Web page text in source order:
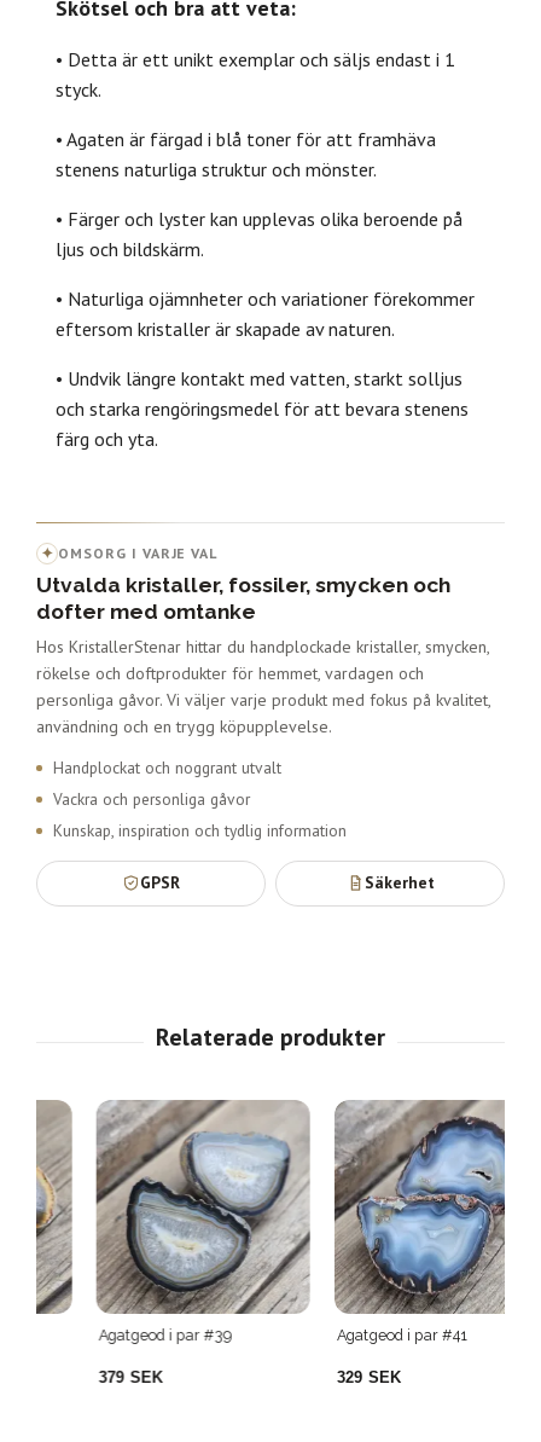
Skötsel och bra att veta:
• Detta är ett unikt exemplar och säljs endast i 1
styck.
• Agaten är färgad i blå toner för att framhäva
stenens naturliga struktur och mönster.
• Färger och lyster kan upplevas olika beroende på
ljus och bildskärm.
• Naturliga ojämnheter och variationer förekommer
eftersom kristaller är skapade av naturen.
• Undvik längre kontakt med vatten, starkt solljus
och starka rengöringsmedel för att bevara stenens
färg och yta.
✦ OMSORG I VARJE VAL
Utvalda kristaller, fossiler, smycken och
dofter med omtanke
Hos KristallerStenar hittar du handplockade kristaller, smycken,
rökelse och doftprodukter för hemmet, vardagen och
personliga gåvor. Vi väljer varje produkt med fokus på kvalitet,
användning och en trygg köpupplevelse.
Handplockat och noggrant utvalt
Vackra och personliga gåvor
Kunskap, inspiration och tydlig information
GPSR Säkerhet
Agatgeod i par #39
379 SEK
Agatgeod i par #41
329 SEK